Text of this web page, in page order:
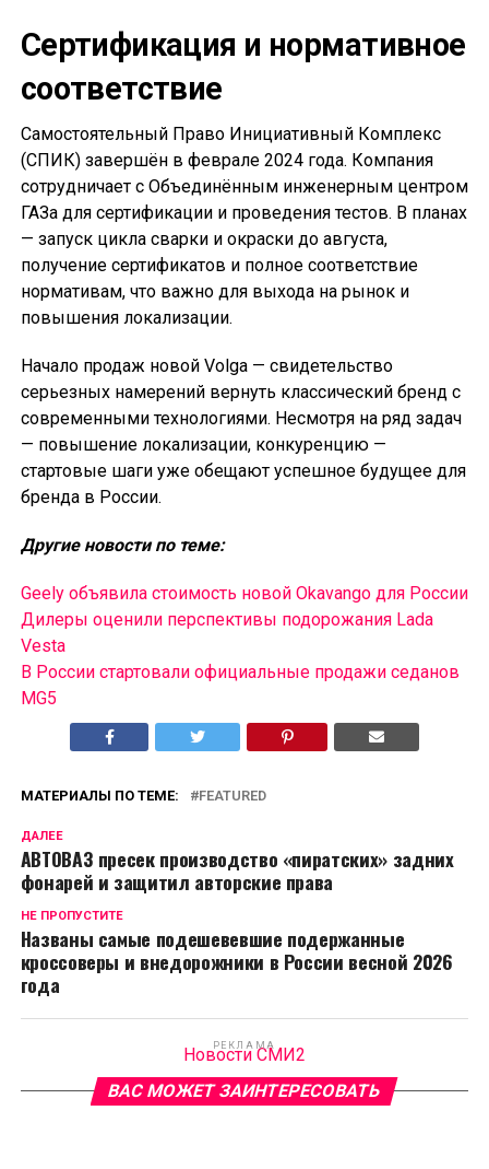
Сертификация и нормативное
соответствие
Самостоятельный Право Инициативный Комплекс
(СПИК) завершён в феврале 2024 года. Компания
сотрудничает с Объединённым инженерным центром
ГАЗа для сертификации и проведения тестов. В планах
— запуск цикла сварки и окраски до августа,
получение сертификатов и полное соответствие
нормативам, что важно для выхода на рынок и
повышения локализации.
Начало продаж новой Volga — свидетельство
серьезных намерений вернуть классический бренд с
современными технологиями. Несмотря на ряд задач
— повышение локализации, конкуренцию —
стартовые шаги уже обещают успешное будущее для
бренда в России.
Другие новости по теме:
Geely объявила стоимость новой Okavango для России
Дилеры оценили перспективы подорожания Lada
Vesta
В России cтартовали официальные продажи седанов
MG5
МАТЕРИАЛЫ ПО ТЕМЕ: FEATURED
ДАЛЕЕ
АВТОВАЗ пресек производство «пиратских» задних
фонарей и защитил авторские права
НЕ ПРОПУСТИТЕ
Названы самые подешевевшие подержанные
кроссоверы и внедорожники в России весной 2026
года
РЕКЛАМА
Новости СМИ2
ВАС МОЖЕТ ЗАИНТЕРЕСОВАТЬ